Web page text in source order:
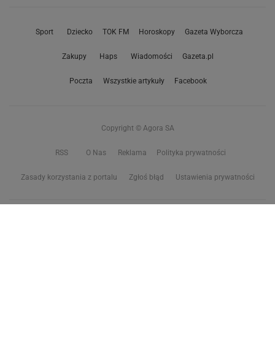
Sport Dziecko TOK FM Horoskopy Gazeta Wyborcza
Zakupy Haps Wiadomości Gazeta.pl
Poczta Wszystkie artykuły Facebook
Copyright © Agora SA
RSS O Nas Reklama Polityka prywatności
Zasady korzystania z portalu Zgłoś błąd Ustawienia prywatności